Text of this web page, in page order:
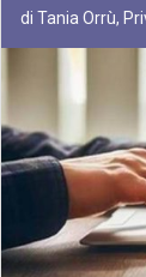
di Tania Orrù,